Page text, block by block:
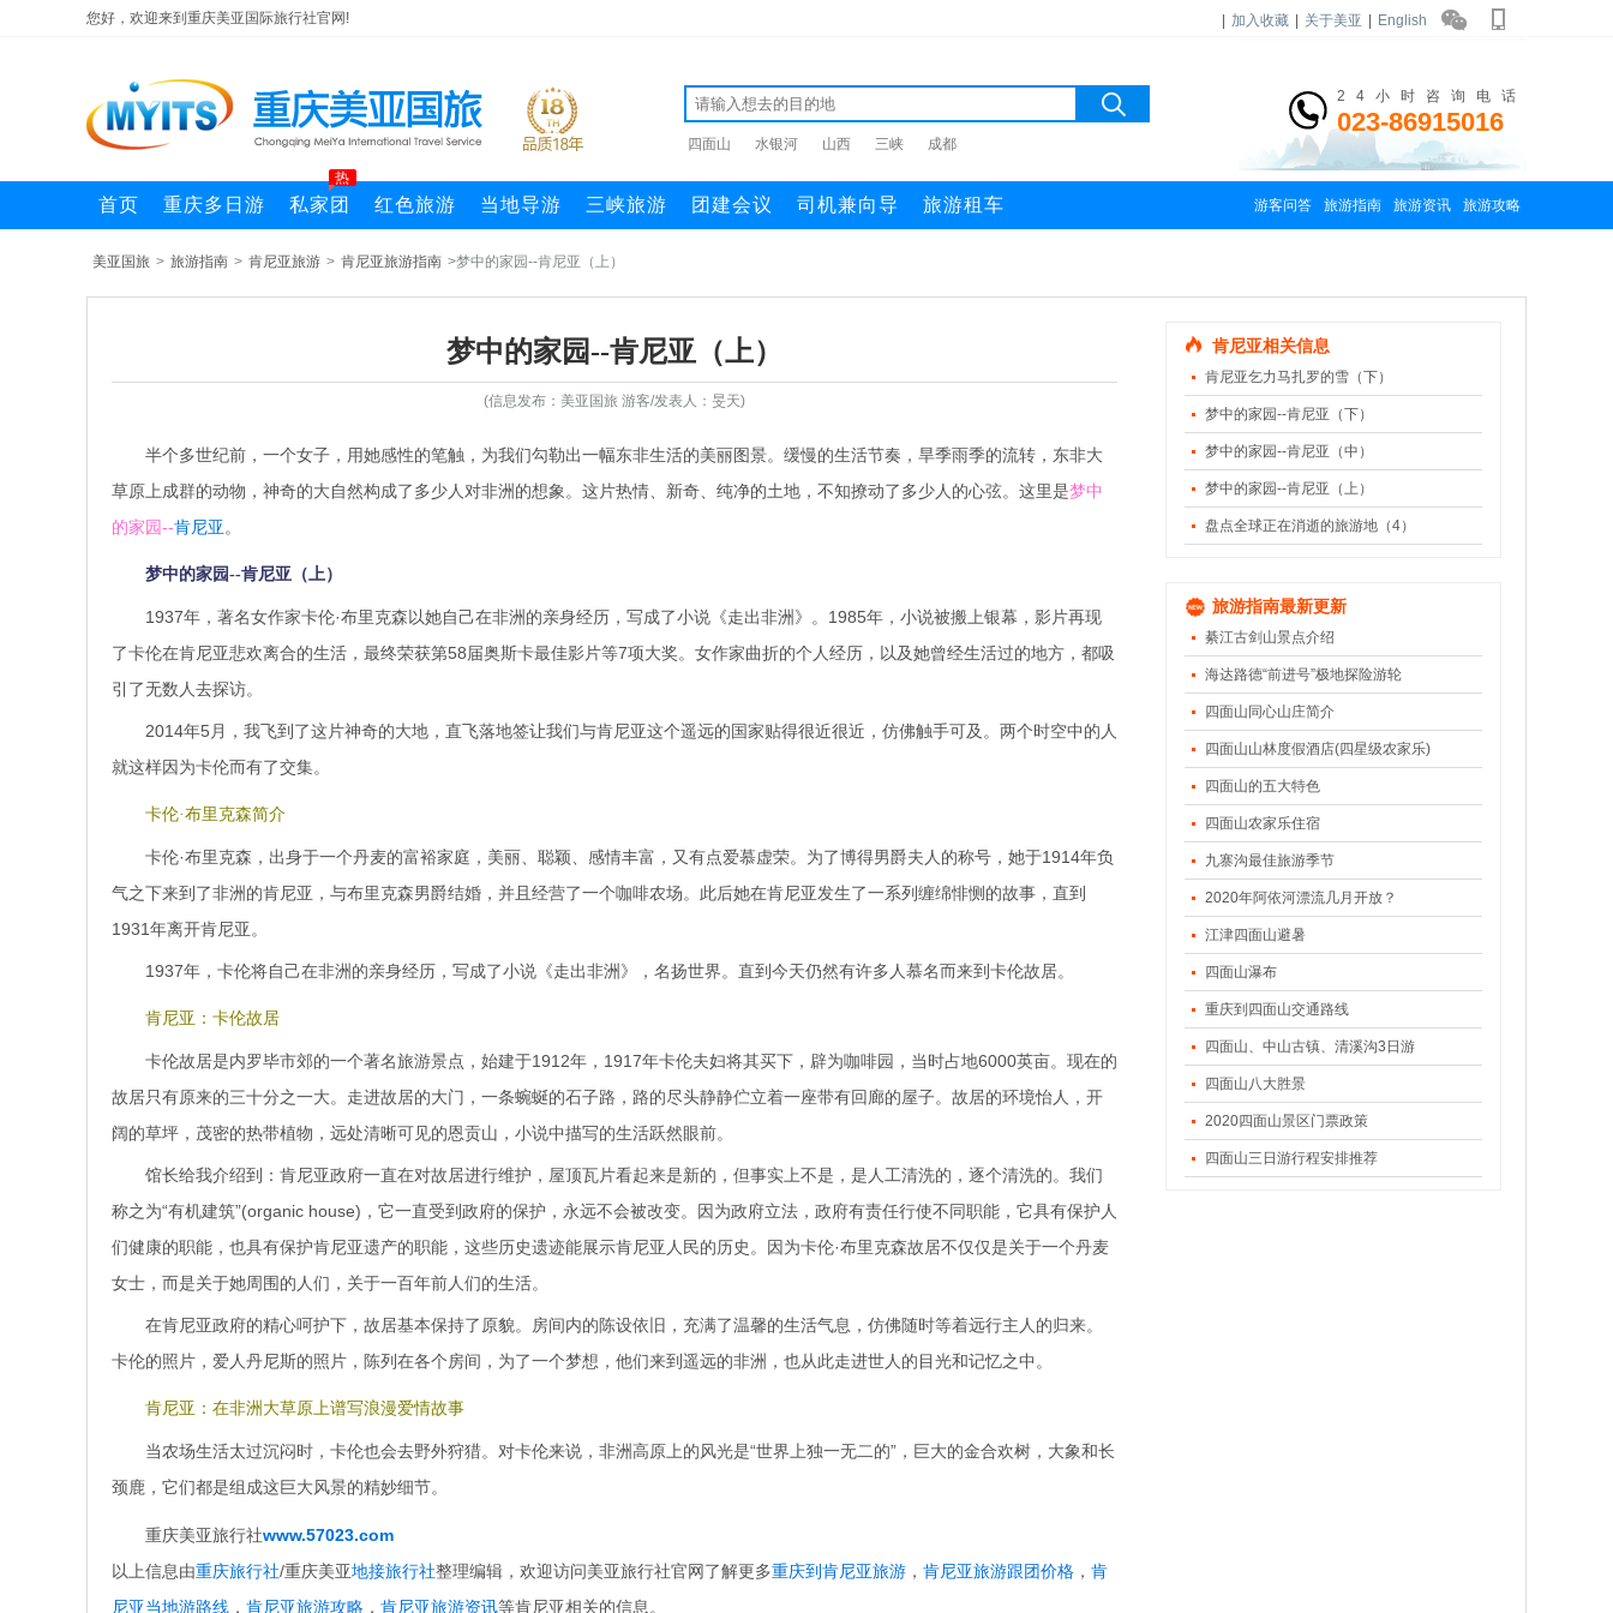
您好，欢迎来到重庆美亚国际旅行社官网! 加入收藏 关于美亚 English
四面山 水银河 山西 三峡 成都
24小时咨询电话
023-86915016
首页 重庆多日游 私家团
热
红色旅游 当地导游 三峡旅游 团建会议 司机兼向导 旅游租车 游客问答 旅游指南 旅游资讯 旅游攻略
美亚国旅 > 旅游指南 > 肯尼亚旅游 > 肯尼亚旅游指南 >梦中的家园--肯尼亚（上）
梦中的家园--肯尼亚（上）
(信息发布：美亚国旅 游客/发表人：旻天)
半个多世纪前，一个女子，用她感性的笔触，为我们勾勒出一幅东非生活的美丽图景。缓慢的生活节奏，旱季雨季的流转，东非大
草原上成群的动物，神奇的大自然构成了多少人对非洲的想象。这片热情、新奇、纯净的土地，不知撩动了多少人的心弦。这里是梦中
的家园--肯尼亚。
梦中的家园--肯尼亚（上）
1937年，著名女作家卡伦·布里克森以她自己在非洲的亲身经历，写成了小说《走出非洲》。1985年，小说被搬上银幕，影片再现
了卡伦在肯尼亚悲欢离合的生活，最终荣获第58届奥斯卡最佳影片等7项大奖。女作家曲折的个人经历，以及她曾经生活过的地方，都吸
引了无数人去探访。
2014年5月，我飞到了这片神奇的大地，直飞落地签让我们与肯尼亚这个遥远的国家贴得很近很近，仿佛触手可及。两个时空中的人
就这样因为卡伦而有了交集。
卡伦·布里克森简介
卡伦·布里克森，出身于一个丹麦的富裕家庭，美丽、聪颖、感情丰富，又有点爱慕虚荣。为了博得男爵夫人的称号，她于1914年负
气之下来到了非洲的肯尼亚，与布里克森男爵结婚，并且经营了一个咖啡农场。此后她在肯尼亚发生了一系列缠绵悱恻的故事，直到
1931年离开肯尼亚。
1937年，卡伦将自己在非洲的亲身经历，写成了小说《走出非洲》，名扬世界。直到今天仍然有许多人慕名而来到卡伦故居。
肯尼亚：卡伦故居
卡伦故居是内罗毕市郊的一个著名旅游景点，始建于1912年，1917年卡伦夫妇将其买下，辟为咖啡园，当时占地6000英亩。现在的
故居只有原来的三十分之一大。走进故居的大门，一条蜿蜒的石子路，路的尽头静静伫立着一座带有回廊的屋子。故居的环境怡人，开
阔的草坪，茂密的热带植物，远处清晰可见的恩贡山，小说中描写的生活跃然眼前。
馆长给我介绍到：肯尼亚政府一直在对故居进行维护，屋顶瓦片看起来是新的，但事实上不是，是人工清洗的，逐个清洗的。我们
称之为“有机建筑”(organic house)，它一直受到政府的保护，永远不会被改变。因为政府立法，政府有责任行使不同职能，它具有保护人
们健康的职能，也具有保护肯尼亚遗产的职能，这些历史遗迹能展示肯尼亚人民的历史。因为卡伦·布里克森故居不仅仅是关于一个丹麦
女士，而是关于她周围的人们，关于一百年前人们的生活。
在肯尼亚政府的精心呵护下，故居基本保持了原貌。房间内的陈设依旧，充满了温馨的生活气息，仿佛随时等着远行主人的归来。
卡伦的照片，爱人丹尼斯的照片，陈列在各个房间，为了一个梦想，他们来到遥远的非洲，也从此走进世人的目光和记忆之中。
肯尼亚：在非洲大草原上谱写浪漫爱情故事
当农场生活太过沉闷时，卡伦也会去野外狩猎。对卡伦来说，非洲高原上的风光是“世界上独一无二的”，巨大的金合欢树，大象和长
颈鹿，它们都是组成这巨大风景的精妙细节。
重庆美亚旅行社www.57023.com
以上信息由重庆旅行社/重庆美亚地接旅行社整理编辑，欢迎访问美亚旅行社官网了解更多重庆到肯尼亚旅游 ， 肯尼亚旅游跟团价格 ， 肯
尼亚当地游路线 ， 肯尼亚旅游攻略 ， 肯尼亚旅游资讯等肯尼亚相关的信息。
肯尼亚相关信息
肯尼亚乞力马扎罗的雪（下）
梦中的家园--肯尼亚（下）
梦中的家园--肯尼亚（中）
梦中的家园--肯尼亚（上）
盘点全球正在消逝的旅游地（4）
旅游指南最新更新
綦江古剑山景点介绍
海达路德“前进号”极地探险游轮
四面山同心山庄简介
四面山山林度假酒店(四星级农家乐)
四面山的五大特色
四面山农家乐住宿
九寨沟最佳旅游季节
2020年阿依河漂流几月开放？
江津四面山避暑
四面山瀑布
重庆到四面山交通路线
四面山、中山古镇、清溪沟3日游
四面山八大胜景
2020四面山景区门票政策
四面山三日游行程安排推荐